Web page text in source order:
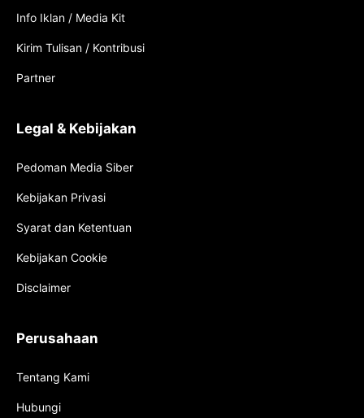
Info Iklan / Media Kit
Kirim Tulisan / Kontribusi
Partner
Legal & Kebijakan
Pedoman Media Siber
Kebijakan Privasi
Syarat dan Ketentuan
Kebijakan Cookie
Disclaimer
Perusahaan
Tentang Kami
Hubungi